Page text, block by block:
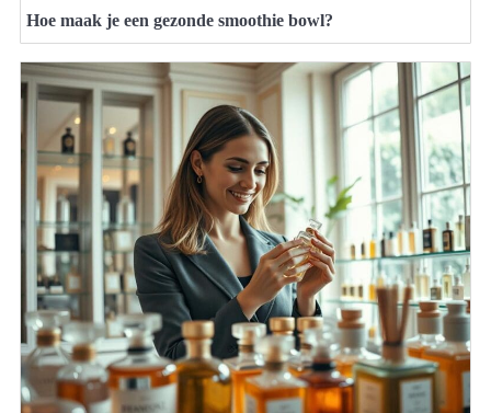
Hoe maak je een gezonde smoothie bowl?